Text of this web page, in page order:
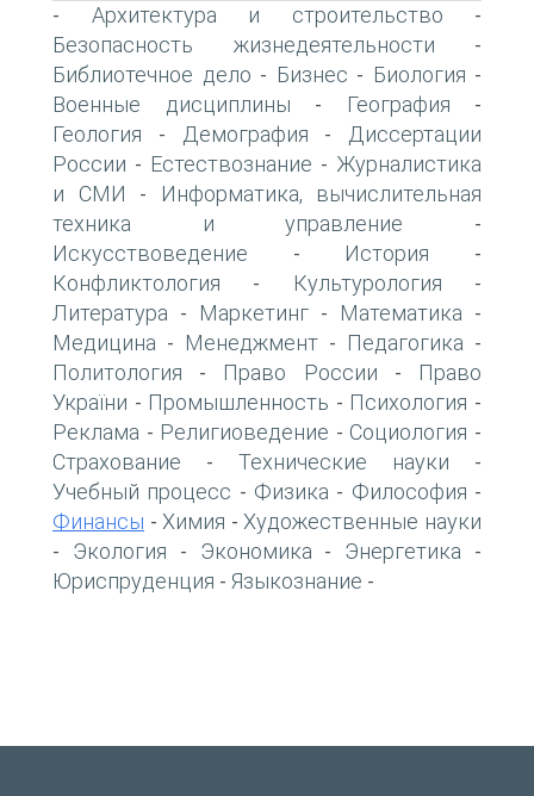
- Архитектура и строительство -
Безопасность жизнедеятельности -
Библиотечное дело - Бизнес - Биология -
Военные дисциплины - География -
Геология - Демография -
Диссертации
России - Естествознание - Журналистика
и СМИ -
Информатика, вычислительная
техника и управление -
Искусствоведение - История -
Конфликтология - Культурология -
Литература - Маркетинг - Математика -
Медицина - Менеджмент - Педагогика -
Политология - Право России -
Право
України - Промышленность - Психология -
Реклама - Религиоведение - Социология -
Страхование - Технические науки -
Учебный процесс - Физика - Философия -
Финансы - Химия - Художественные науки
- Экология - Экономика - Энергетика -
Юриспруденция - Языкознание -